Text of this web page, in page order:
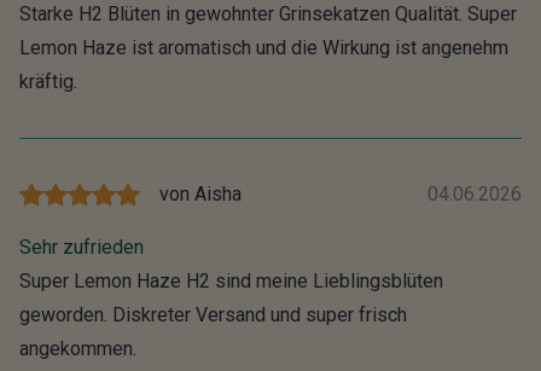
Starke H2 Blüten in gewohnter Grinsekatzen Qualität. Super
Lemon Haze ist aromatisch und die Wirkung ist angenehm
kräftig.
von Aisha 04.06.2026
Sehr zufrieden
Super Lemon Haze H2 sind meine Lieblingsblüten
geworden. Diskreter Versand und super frisch
angekommen.